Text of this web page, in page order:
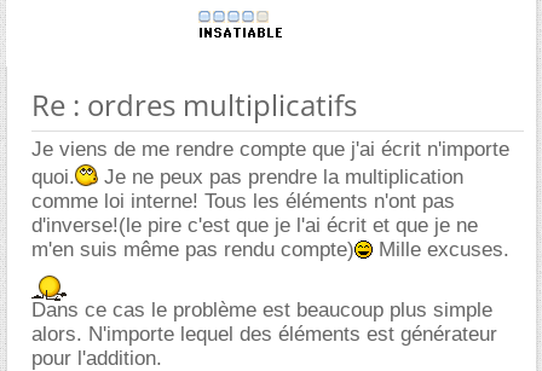
Re : ordres multiplicatifs
Je viens de me rendre compte que j'ai écrit n'importe
quoi.
Je ne peux pas prendre la multiplication
comme loi interne! Tous les éléments n'ont pas
d'inverse!(le pire c'est que je l'ai écrit et que je ne
m'en suis même pas rendu compte)
Mille excuses.
Dans ce cas le problème est beaucoup plus simple
alors. N'importe lequel des éléments est générateur
pour l'addition.